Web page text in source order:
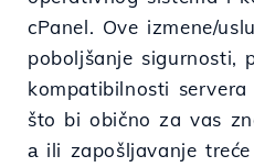
cPanel. Ove izmene/
poboljšanje sigurnosti,
kompatibilnosti
što bi obično za vas
а ili zapošljavanje